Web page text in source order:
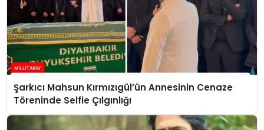
Şarkıcı Mahsun Kırmızıgül’ün Annesinin Cenaze
Töreninde Selfie Çılgınlığı